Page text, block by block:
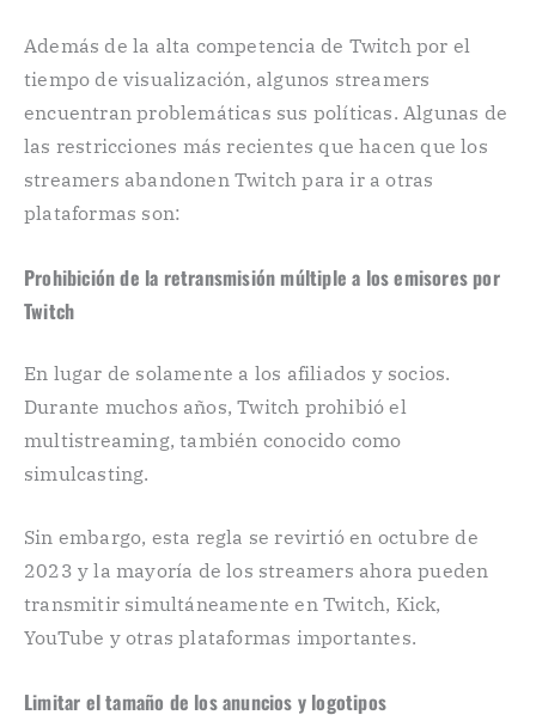
Además de la alta competencia de Twitch por el
tiempo de visualización, algunos streamers
encuentran problemáticas sus políticas. Algunas de
las restricciones más recientes que hacen que los
streamers abandonen Twitch para ir a otras
plataformas son:
Prohibición de la retransmisión múltiple a los emisores por
Twitch
En lugar de solamente a los afiliados y socios.
Durante muchos años, Twitch prohibió el
multistreaming, también conocido como
simulcasting.
Sin embargo, esta regla se revirtió en octubre de
2023 y la mayoría de los streamers ahora pueden
transmitir simultáneamente en Twitch, Kick,
YouTube y otras plataformas importantes.
Limitar el tamaño de los anuncios y logotipos